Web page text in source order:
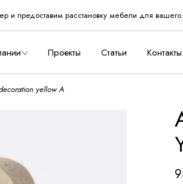
и предоставим расстановку мебели для вашего.
Проекты Статьи Контакты
yellow A